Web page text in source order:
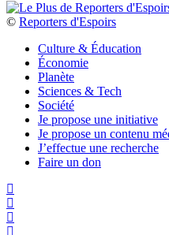
© Reporters d'Espoirs
Culture & Éducation
Économie
Planète
Sciences & Tech
Société
Je propose une initiative
Je propose un contenu
J’effectue une recherche
Faire un don